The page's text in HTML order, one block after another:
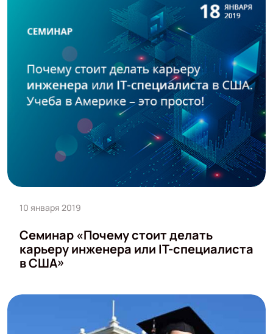
10 января 2019
Семинар «Почему стоит делать
карьеру инженера или IT-специалиста
в США»